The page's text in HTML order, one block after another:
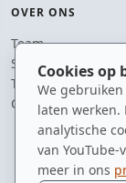
Cookies
We
laten werken.
analytische
van YouTube-
meer in ons
OVER ONS
Team
Supporters
Tip de redactie
Contact